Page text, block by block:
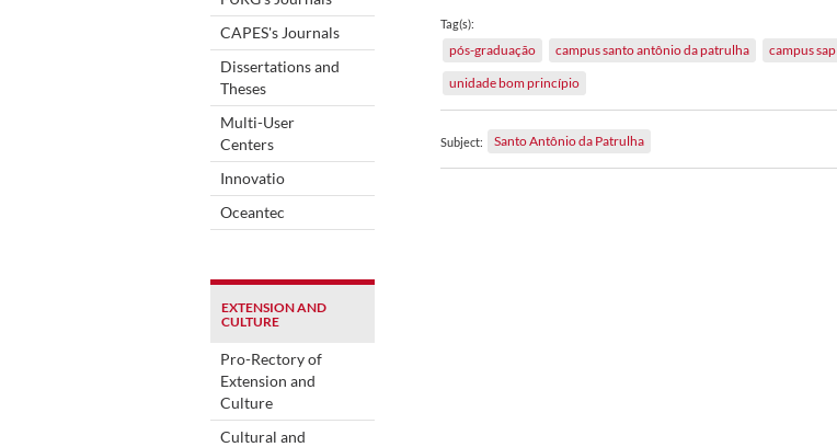
CAPES's Journals
Dissertations and
Theses
Multi-User
Centers
Innovatio
Oceantec
EXTENSION AND
CULTURE
Pro-Rectory of
Extension and
Culture
Cultural and
Tag(s):
pós-graduação campus santo antônio da patrulha campus sap
unidade bom princípio
Subject: Santo Antônio da Patrulha